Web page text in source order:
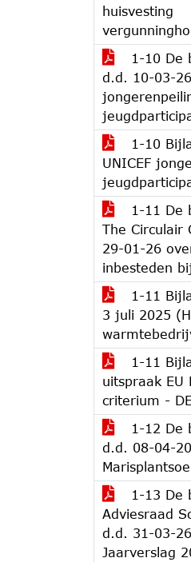
huisvesting
1-10 De
d.d. 10-03-
1-10
UNICEF
1-11 De
The Circulair
29-01-26
inbesteden
1-11
3 juli 2025
1-11
uitspraak EU
criterium -
1-12 De
d.d. 08-04-
1-13 De
Adviesraad
d.d. 31-03-
Jaarverslag